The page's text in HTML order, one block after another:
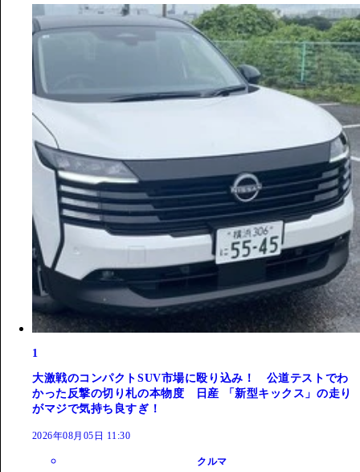
1
大激戦のコンパクトSUV市場に殴り込み！ 公道テストでわ
かった反撃の切り札の本物度 日産 「新型キックス」の走り
がマジで気持ち良すぎ！
2026年08月05日 11:30
クルマ